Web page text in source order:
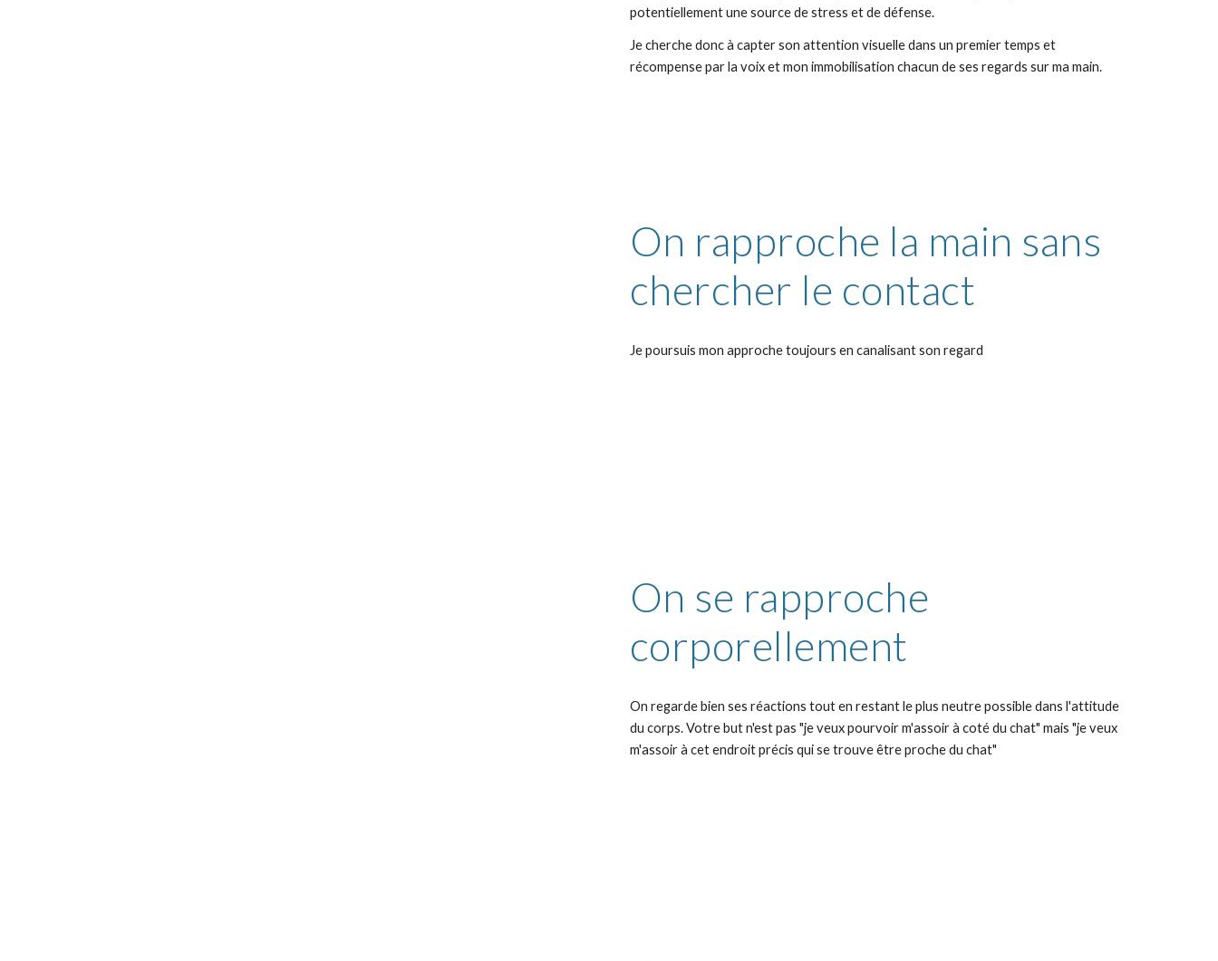
potentiellement une source de stress et de défense.
Je cherche donc à capter son attention visuelle dans un premier temps et
récompense par la voix et mon immobilisation chacun de ses regards sur ma main.
On rapproche la main sans
chercher le contact
Je poursuis mon approche toujours en canalisant son regard
On se rapproche
corporellement
On regarde bien ses réactions tout en restant le plus neutre possible dans l'attitude
du corps. Votre but n'est pas "je veux pourvoir m'assoir à coté du chat" mais "je veux
m'assoir à cet endroit précis qui se trouve être proche du chat"